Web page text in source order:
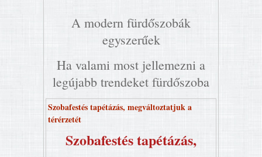
A modern fürdőszobák
egyszerűek
Ha valami most jellemezni a
legújabb trendeket fürdőszoba
Szobafestés tapétázás, megváltoztatjuk a
térérzetét
Szobafestés tapétázás,